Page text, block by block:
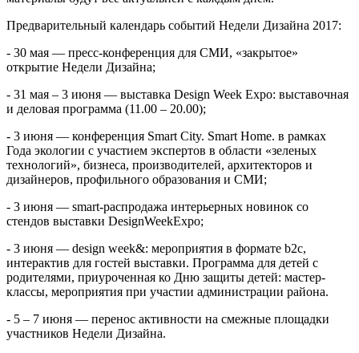
Предварительный календарь событий Недели Дизайна 2017:
- 30 мая — пресс-конференция для СМИ, «закрытое»
открытие Недели Дизайна;
- 31 мая – 3 июня — выставка Design Week Expo: выставочная
и деловая программа (11.00 – 20.00);
- 3 июня — конференция Smart City. Smart Home. в рамках
Года экологии с участием экспертов в области «зеленых
технологий», бизнеса, производителей, архитекторов и
дизайнеров, профильного образования и СМИ;
- 3 июня — smart-распродажа интерьерных новинок со
стендов выставки DesignWeekExpo;
- 3 июня — design week&: мероприятия в формате b2c,
интерактив для гостей выставки. Программа для детей с
родителями, приуроченная ко Дню защиты детей: мастер-
классы, мероприятия при участии администрации района.
- 5 – 7 июня — перенос активности на смежные площадки
участников Недели Дизайна.